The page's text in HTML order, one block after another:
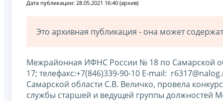
Дата публикации: 28.05.2021 16:40 (архив)
Это архивная публикация - она может
Межрайонная ИФНС России № 18 по Самарской
17; телефакс:+7(846)339-90-10 E-mail:
Самарской области С.В. Величко, провела
службы старшей и ведущей группы